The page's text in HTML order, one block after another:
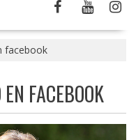
facebook
FACEBOOK